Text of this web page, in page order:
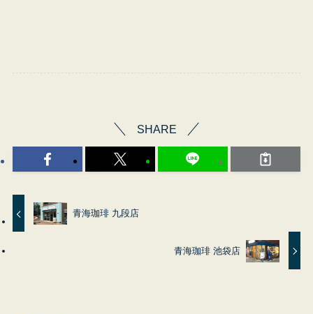
SHARE
青海珈琲 九段店
青海珈琲 池袋店